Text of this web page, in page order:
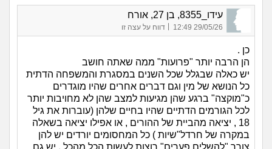
עידו_8355, בן 27, אורח
29/05/26 12:49 דווח על עצה זו
כן .
הן הרבה יותר "פרועות" ממה שאתה חושב
יש כאלה שבגלל שכל השנים במסגרת והמשפחה הדתית
כל הנושא של מין וגם דברים אחרים שהיו מוגדרים
כ"מוקצה" ברגע שהן מגיעות למצב שהן לא מחויבות יותר
לכל הגורמים הדתיים שהיו בחיים שלהן (עוברות את גיל
18 , יציאה מהביית של ההורים , או אפילו יציאה בשאלה
במקרה של חרדל"שיות ) כל המחסומים יורדים יש להן